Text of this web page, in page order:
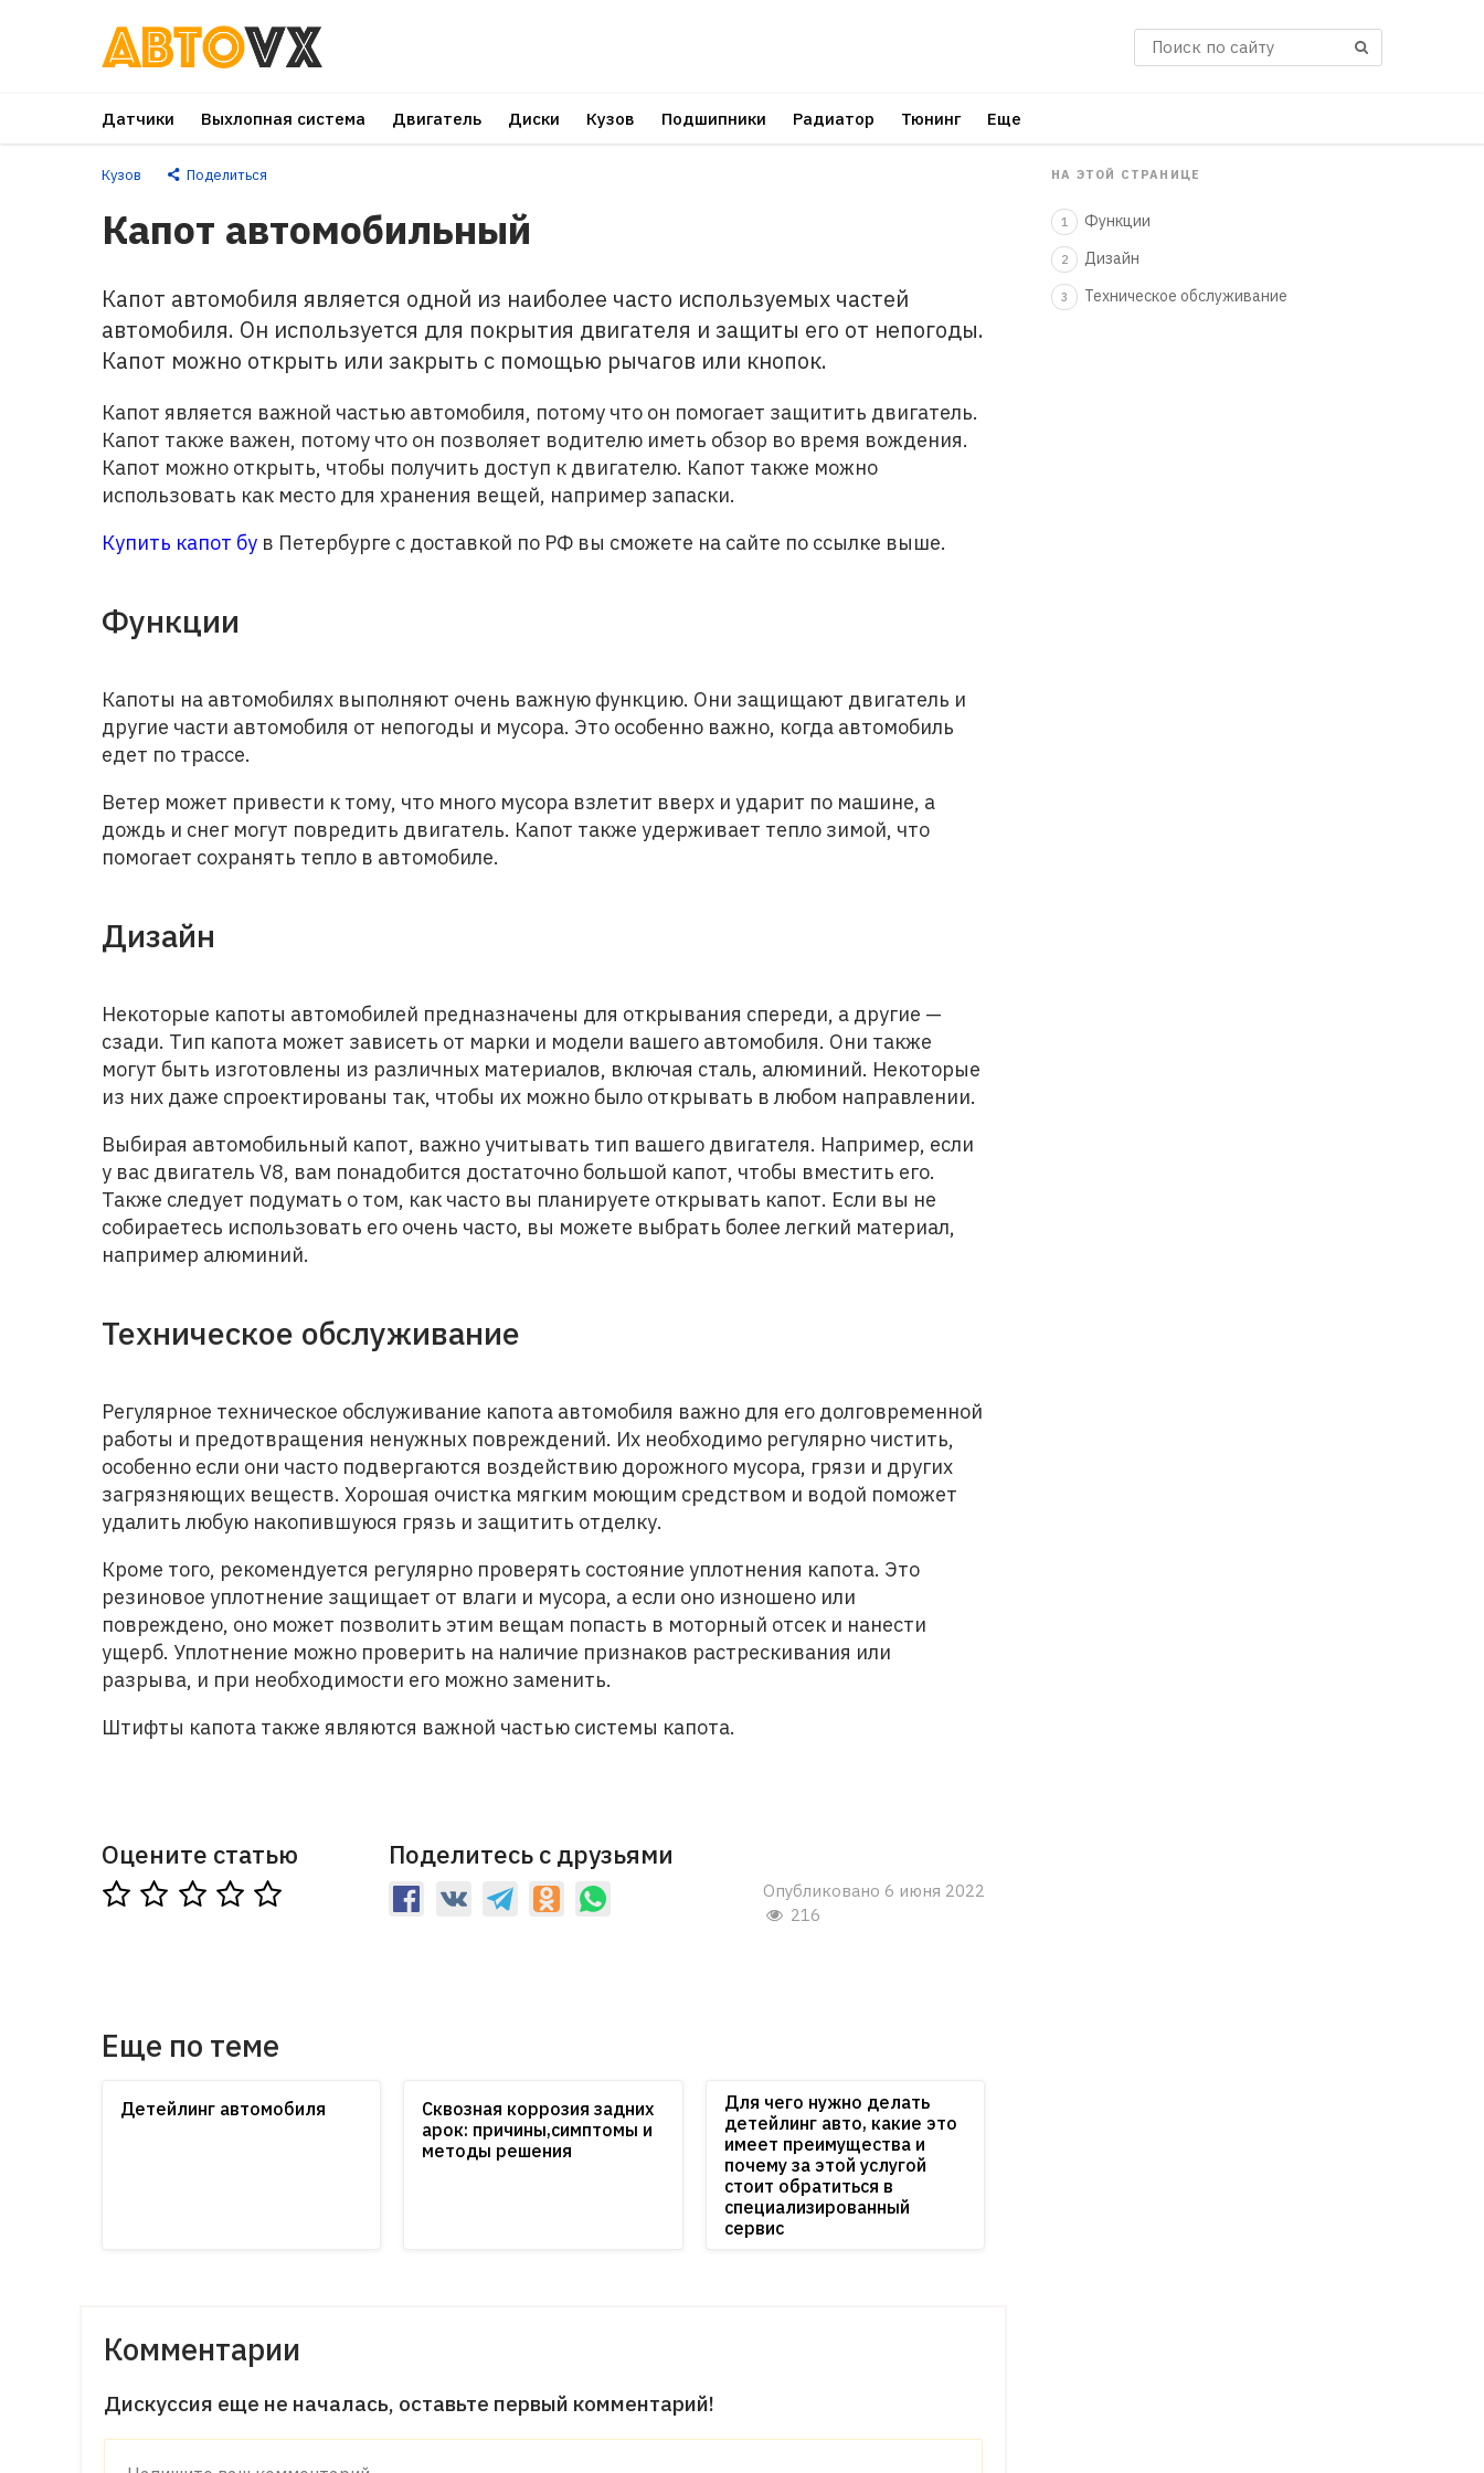
Перейти
основному
контенту
Поиск
Датчики Выхлопная система Двигатель Диски Кузов Подшипники Радиатор Тюнинг Еще
Кузов Поделиться
Капот автомобильный
Капот автомобиля является одной из наиболее часто используемых частей
автомобиля. Он используется для покрытия двигателя и защиты его от непогоды.
Капот можно открыть или закрыть с помощью рычагов или кнопок.
Капот является важной частью автомобиля, потому что он помогает защитить двигатель.
Капот также важен, потому что он позволяет водителю иметь обзор во время вождения.
Капот можно открыть, чтобы получить доступ к двигателю. Капот также можно
использовать как место для хранения вещей, например запаски.
Купить капот бу в Петербурге с доставкой по РФ вы сможете на сайте по ссылке выше.
Функции
Капоты на автомобилях выполняют очень важную функцию. Они защищают двигатель и
другие части автомобиля от непогоды и мусора. Это особенно важно, когда автомобиль
едет по трассе.
Ветер может привести к тому, что много мусора взлетит вверх и ударит по машине, а
дождь и снег могут повредить двигатель. Капот также удерживает тепло зимой, что
помогает сохранять тепло в автомобиле.
Дизайн
Некоторые капоты автомобилей предназначены для открывания спереди, а другие —
сзади. Тип капота может зависеть от марки и модели вашего автомобиля. Они также
могут быть изготовлены из различных материалов, включая сталь, алюминий. Некоторые
из них даже спроектированы так, чтобы их можно было открывать в любом направлении.
Выбирая автомобильный капот, важно учитывать тип вашего двигателя. Например, если
у вас двигатель V8, вам понадобится достаточно большой капот, чтобы вместить его.
Также следует подумать о том, как часто вы планируете открывать капот. Если вы не
собираетесь использовать его очень часто, вы можете выбрать более легкий материал,
например алюминий.
Техническое обслуживание
Регулярное техническое обслуживание капота автомобиля важно для его долговременной
работы и предотвращения ненужных повреждений. Их необходимо регулярно чистить,
особенно если они часто подвергаются воздействию дорожного мусора, грязи и других
загрязняющих веществ. Хорошая очистка мягким моющим средством и водой поможет
удалить любую накопившуюся грязь и защитить отделку.
Кроме того, рекомендуется регулярно проверять состояние уплотнения капота. Это
резиновое уплотнение защищает от влаги и мусора, а если оно изношено или
повреждено, оно может позволить этим вещам попасть в моторный отсек и нанести
ущерб. Уплотнение можно проверить на наличие признаков растрескивания или
разрыва, и при необходимости его можно заменить.
Штифты капота также являются важной частью системы капота.
Оцените статью Поделитесь с друзьями
Опубликовано 6 июня 2022
216
Еще по теме
Детейлинг автомобиля
Сквозная коррозия задних
арок: причины,симптомы и
методы решения
Для чего нужно делать
детейлинг авто, какие это
имеет преимущества и
почему за этой услугой
стоит обратиться в
специализированный
сервис
Комментарии
Дискуссия еще не началась, оставьте первый комментарий!
НА ЭТОЙ СТРАНИЦЕ
1 Функции
2 Дизайн
3 Техническое обслуживание